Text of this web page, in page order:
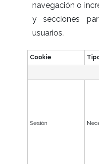
navegación o
y secciones
usuarios.
Cookie
Sesión